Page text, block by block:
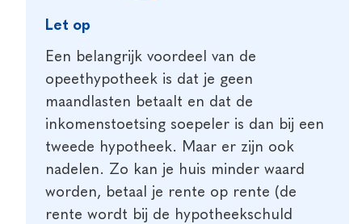
Let op
Een belangrijk voordeel van de
opeethypotheek is dat je geen
maandlasten betaalt en dat de
inkomenstoetsing soepeler is dan bij een
tweede hypotheek. Maar er zijn ook
nadelen. Zo kan je huis minder waard
worden, betaal je rente op rente (de
rente wordt bij de hypotheekschuld